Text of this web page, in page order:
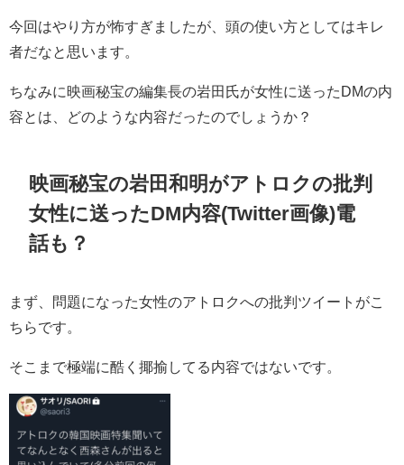
今回はやり方が怖すぎましたが、頭の使い方としてはキレ
者だなと思います。
ちなみに映画秘宝の編集長の岩田氏が女性に送ったDMの内
容とは、どのような内容だったのでしょうか？
映画秘宝の岩田和明がアトロクの批判
女性に送ったDM内容(Twitter画像)電
話も？
まず、問題になった女性のアトロクへの批判ツイートがこ
ちらです。
そこまで極端に酷く揶揄してる内容ではないです。